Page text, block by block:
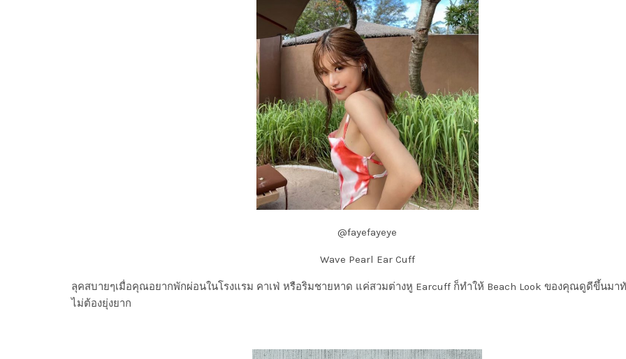
@fayefayeye
Wave Pearl Ear Cuff
ลุคสบายๆเมื่อคุณอยากพักผ่อนในโรงแรม คาเฟ่ หรือริมชายหาด แค่สวมต่างหู Earcuff ก็ทำให้ Beach Look ของคุณดูดีขึ้นมา
ไม่ต้องยุ่งยาก